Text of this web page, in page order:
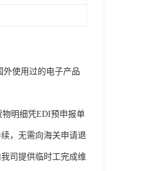
外使用过的电子产品
明细凭EDI预申报单
，无需向海关申请退
司提供临时工完成维